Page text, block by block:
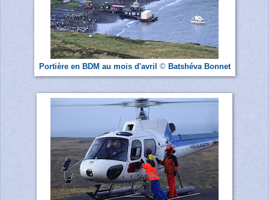
Portière en BDM au mois d'avril © Batshéva Bonnet